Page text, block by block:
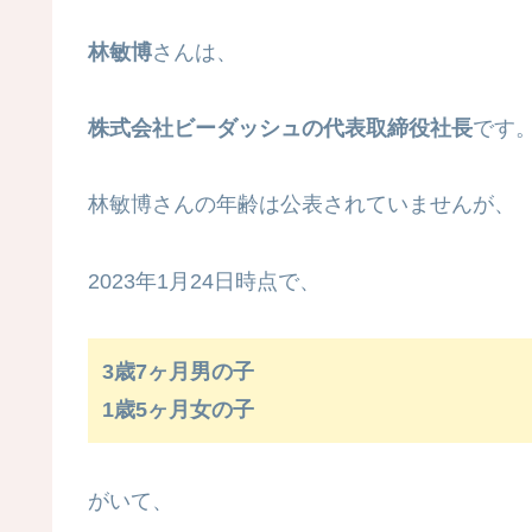
林敏博さんは、
株式会社ビーダッシュの代表取締役社長です
林敏博さんの年齢は公表されていませんが、
2023年1月24日時点で、
3歳7ヶ月男の子
1歳5ヶ月女の子
がいて、